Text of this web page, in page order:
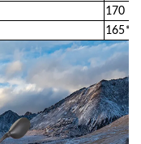
170 ก